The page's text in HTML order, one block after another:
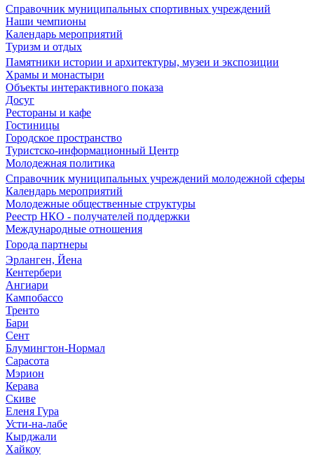
Справочник муниципальных спортивных учреждений
Наши чемпионы
Календарь мероприятий
Туризм и отдых
Памятники истории и архитектуры, музеи и экспозиции
Храмы и монастыри
Объекты интерактивного показа
Досуг
Рестораны и кафе
Гостиницы
Городское пространство
Туристско-информационный Центр
Молодежная политика
Справочник муниципальных учреждений молодежной сферы
Календарь мероприятий
Молодежные общественные структуры
Реестр НКО - получателей поддержки
Международные отношения
Города партнеры
Эрланген, Йена
Кентербери
Ангиари
Кампобассо
Тренто
Бари
Сент
Блумингтон-Нормал
Сарасота
Мэрион
Керава
Скиве
Еленя Гура
Усти-на-лабе
Кырджали
Хайкоу